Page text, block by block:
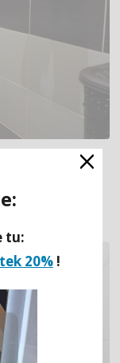
tu:
20%!
×